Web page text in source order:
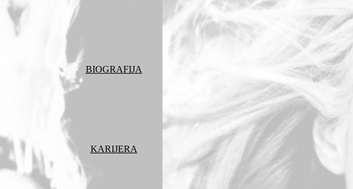
BIOGRAFIJA
KARIJERA